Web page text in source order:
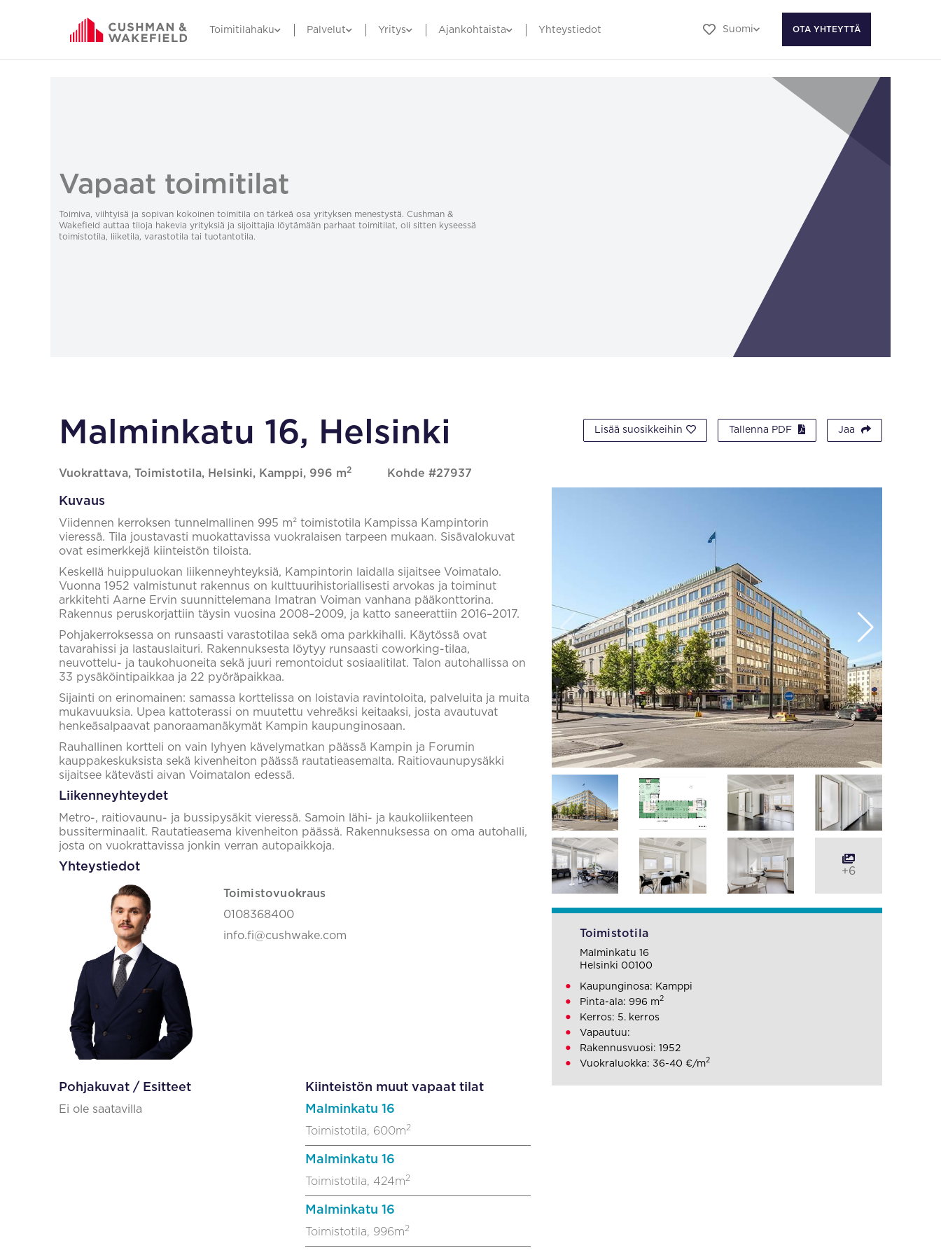
Toimitilahaku Palvelut Yritys Ajankohtaista Yhteystiedot Suomi OTA YHTEYTTÄ
Vapaat toimitilat
Toimiva, viihtyisä ja sopivan kokoinen toimitila on tärkeä osa yrityksen menestystä. Cushman &
Wakefield auttaa tiloja hakevia yrityksiä ja sijoittajia löytämään parhaat toimitilat, oli sitten kyseessä
toimistotila, liiketila, varastotila tai tuotantotila.
Malminkatu 16, Helsinki
Vuokrattava, Toimistotila, Helsinki, Kamppi, 996 m2 Kohde #27937
Lisää suosikkeihin Tallenna PDF Jaa
Kuvaus
Viidennen kerroksen tunnelmallinen 995 m² toimistotila Kampissa Kampintorin
vieressä. Tila joustavasti muokattavissa vuokralaisen tarpeen mukaan. Sisävalokuvat
ovat esimerkkejä kiinteistön tiloista.
Keskellä huippuluokan liikenneyhteyksiä, Kampintorin laidalla sijaitsee Voimatalo.
Vuonna 1952 valmistunut rakennus on kulttuurihistoriallisesti arvokas ja toiminut
arkkitehti Aarne Ervin suunnittelemana Imatran Voiman vanhana pääkonttorina.
Rakennus peruskorjattiin täysin vuosina 2008–2009, ja katto saneerattiin 2016–2017.
Pohjakerroksessa on runsaasti varastotilaa sekä oma parkkihalli. Käytössä ovat
tavarahissi ja lastauslaituri. Rakennuksesta löytyy runsaasti coworking-tilaa,
neuvottelu- ja taukohuoneita sekä juuri remontoidut sosiaalitilat. Talon autohallissa on
33 pysäköintipaikkaa ja 22 pyöräpaikkaa.
Sijainti on erinomainen: samassa korttelissa on loistavia ravintoloita, palveluita ja muita
mukavuuksia. Upea kattoterassi on muutettu vehreäksi keitaaksi, josta avautuvat
henkeäsalpaavat panoraamanäkymät Kampin kaupunginosaan.
Rauhallinen kortteli on vain lyhyen kävelymatkan päässä Kampin ja Forumin
kauppakeskuksista sekä kivenheiton päässä rautatieasemalta. Raitiovaunupysäkki
sijaitsee kätevästi aivan Voimatalon edessä.
Liikenneyhteydet
Metro-, raitiovaunu- ja bussipysäkit vieressä. Samoin lähi- ja kaukoliikenteen
bussiterminaalit. Rautatieasema kivenheiton päässä. Rakennuksessa on oma autohalli,
josta on vuokrattavissa jonkin verran autopaikkoja.
Yhteystiedot
Toimistovuokraus
0108368400
info.fi@cushwake.com
Pohjakuvat / Esitteet
Ei ole saatavilla
Kiinteistön muut vapaat tilat
Malminkatu 16
Toimistotila, 600m2
Malminkatu 16
Toimistotila, 424m2
Malminkatu 16
Toimistotila, 996m2
+6
Toimistotila
Malminkatu 16
Helsinki 00100
Kaupunginosa: Kamppi
Pinta-ala: 996 m2
Kerros: 5. kerros
Vapautuu:
Rakennusvuosi: 1952
Vuokraluokka: 36-40 €/m2